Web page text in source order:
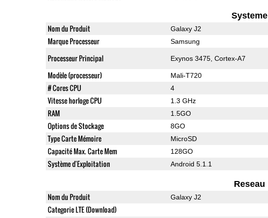
Systeme
Nom du Produit Galaxy J2
Marque Processeur Samsung
Processeur Principal Exynos 3475, Cortex-A7
Modèle (processeur) Mali-T720
# Cores CPU 4
Vitesse horloge CPU 1.3 GHz
RAM 1.5GO
Options de Stockage 8GO
Type Carte Mémoire MicroSD
Capacité Max. Carte Mem 128GO
Système d'Exploitation Android 5.1.1
Reseau
Nom du Produit Galaxy J2
Categorie LTE (Download)